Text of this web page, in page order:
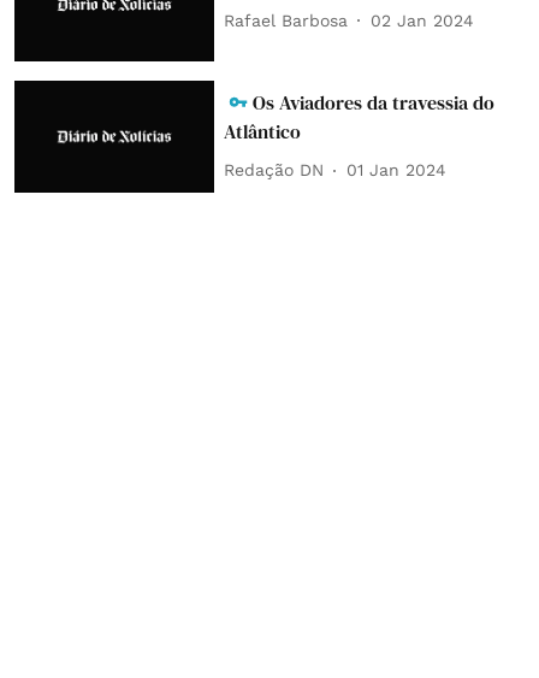
Rafael Barbosa 02 Jan 2024
Os Aviadores da travessia do
Atlântico
Redação DN 01 Jan 2024